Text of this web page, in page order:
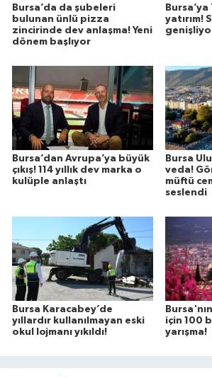
Bursa’da da şubeleri
bulunan ünlü pizza
zincirinde dev anlaşma! Yeni
dönem başlıyor
yatırım!
Bursa’dan Avrupa’ya büyük
çıkış! 114 yıllık dev marka o
kulüple anlaştı
Bursa
veda!
müftü
seslendi
Bursa Karacabey’de
yıllardır kullanılmayan eski
okul lojmanı yıkıldı!
için 100
yarışma!